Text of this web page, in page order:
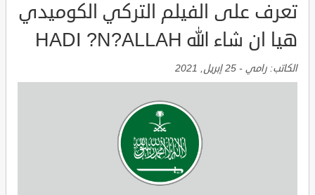
تعرف على الفيلم التركي الكوميدي
هيا ان شاء الله HADI ?N?ALLAH
الكاتب: رامي - 25 إبريل, 2021